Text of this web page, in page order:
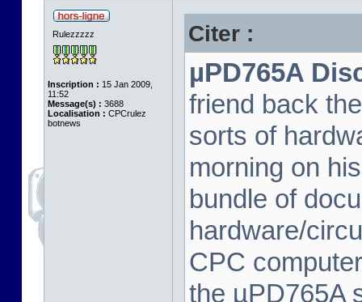
Rulezzzzz
Inscription : 15 Jan 2009,
11:52
Message(s) : 3688
Localisation : CPCrulez
botnews
Citer :
µPD765A
friend back
sorts of
morning on
bundle of
hardware/
CPC
the µPD765A